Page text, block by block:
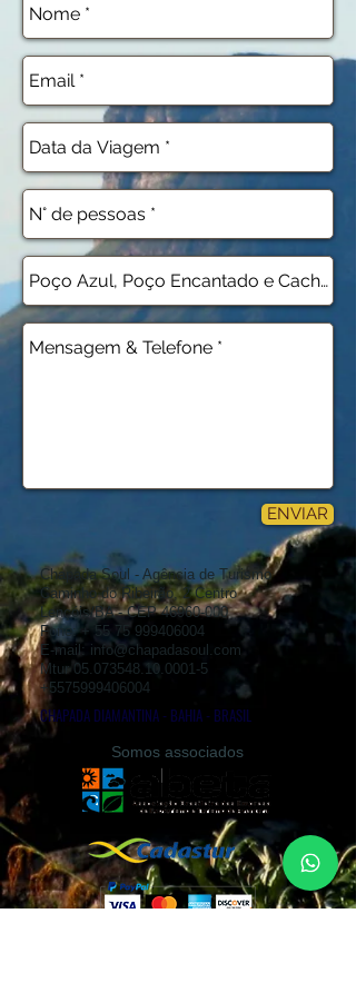
ENVIAR
Chapada Soul - Agência de Turismo
Caminho do Ribeirão, 2 Centro
Lençóis/BA - CEP46960-000
Fone: + 55 75 999406004
E-mail: info@chapadasoul.com
Mtur 05.073548.10.0001-5
+5575999406004
CHAPADA DIAMANTINA - BAHIA - BRASIL
Somos associados